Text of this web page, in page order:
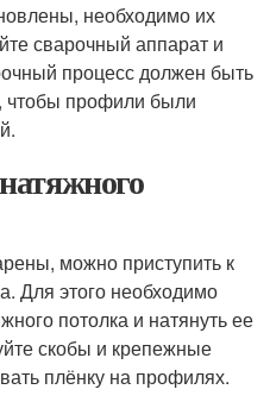
необходимо их
сварочный аппарат и
процесс должен быть
чтобы профили были
можно приступить к
Для этого необходимо
потолка и натянуть ее
скобы и крепежные
плёнку на профилях.